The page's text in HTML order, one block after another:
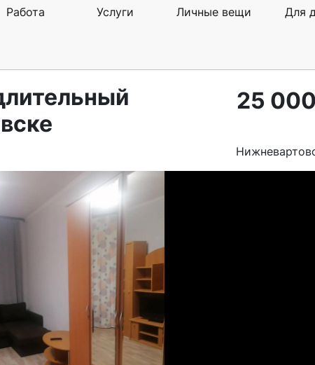
Работа Услуги Личные вещи Для
25